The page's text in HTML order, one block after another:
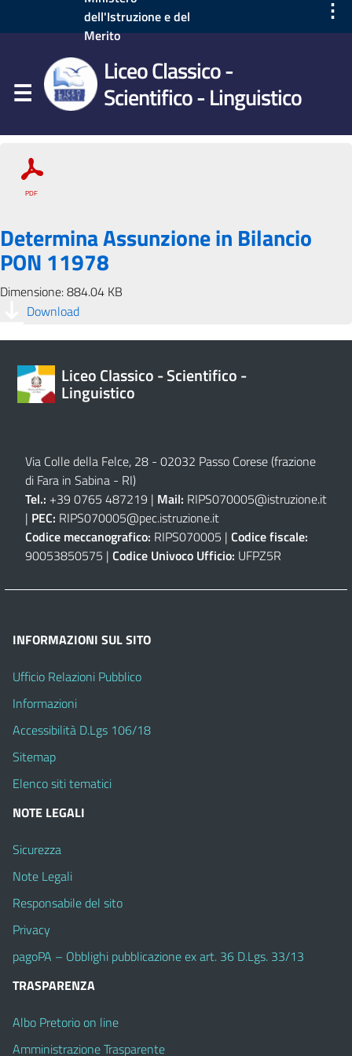
dell'Istruzione e del
Merito
⋮
Liceo Classico -
Scientifico - Linguistico
Determina Assunzione in Bilancio
PON 11978
Dimensione: 884.04 KB
Download
Liceo Classico - Scientifico -
Linguistico
Via Colle della Felce, 28 - 02032 Passo Corese (frazione
di Fara in Sabina - RI)
Tel.: +39 0765 487219 | Mail: RIPS070005@istruzione.it
| PEC: RIPS070005@pec.istruzione.it
Codice meccanografico: RIPS070005 | Codice fiscale:
90053850575 | Codice Univoco Ufficio: UFPZ5R
INFORMAZIONI SUL SITO
Ufficio Relazioni Pubblico
Informazioni
Accessibilità D.Lgs 106/18
Sitemap
Elenco siti tematici
NOTE LEGALI
Sicurezza
Note Legali
Responsabile del sito
Privacy
pagoPA – Obblighi pubblicazione ex art. 36 D.Lgs. 33/13
TRASPARENZA
Albo Pretorio on line
Amministrazione Trasparente